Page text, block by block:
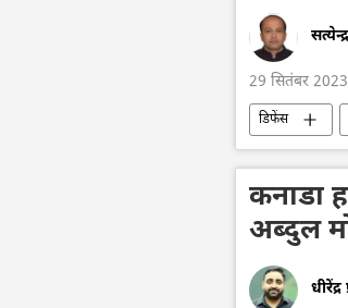
29 सितंबर
डिफेंस
सैन्य तकनीक
कनाडा
अब्दुल